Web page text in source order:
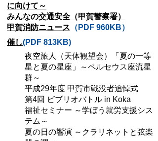
に向けて～
みんなの交通安全（甲賀警察署）
甲賀消防ニュース （PDF 960KB）
催し(PDF 813KB)
夜空旅人（天体観望会）「夏の一等
星と夏の星座」～ペルセウス座流星
群～
平成29年度 甲賀市戦没者追悼式
第4回 ビブリオバトル in Koka
福祉セミナー ～学ぼう就労支援シス
テム～
夏の日の響演 ～クラリネットと弦楽